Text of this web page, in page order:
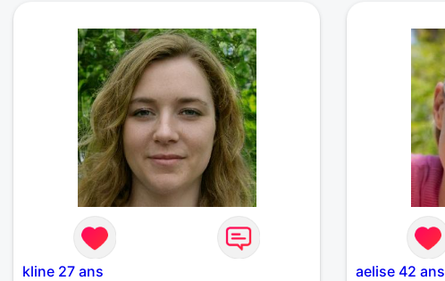
kline 27 ans
aelise 42 ans